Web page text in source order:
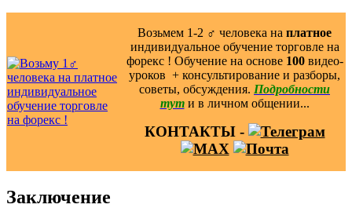
Возьмем 1-2 ‍♂️ человека на платное
индивидуальное обучение торговле на
форекс ! Обучение на основе 100видео-
уроков ️ + консультирование и разборы,
советы, обсуждения. Подробности
тут и в личном общении...
КОНТАКТЫ -
Заключение